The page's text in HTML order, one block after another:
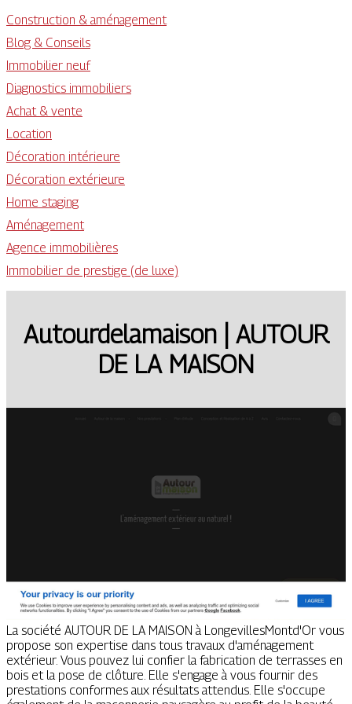
Construction & aménagement
Blog & Conseils
Immobilier neuf
Diagnostics immobiliers
Achat & vente
Location
Décoration intérieure
Décoration extérieure
Home staging
Aménagement
Agence immobilières
Immobilier de prestige (de luxe)
Autour­delamai­son | AUTOUR
DE LA MAISON
La société AUTOUR DE LA MAISON à LongevillesMontd'Or vous
propose son expertise dans tous travaux d'aménagement
extérieur. Vous pouvez lui confier la fabrication de terrasses en
bois et la pose de clôture. Elle s'engage à vous fournir des
prestations conformes aux résultats attendus. Elle s'occupe